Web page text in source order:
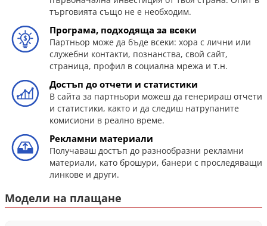
търговията също не е необходим.
Програма, подходяща за всеки
Партньор може да бъде всеки: хора с лични или
служебни контакти, познанства, свой сайт,
страница, профил в социална мрежа и т.н.
Достъп до отчети и статистики
В сайта за партньори можеш да генерираш отчети
и статистики, както и да следиш натрупаните
комисиони в реално време.
Рекламни материали
Получаваш достъп до разнообразни рекламни
материали, като брошури, банери с проследяващи
линкове и други.
Модели на плащане